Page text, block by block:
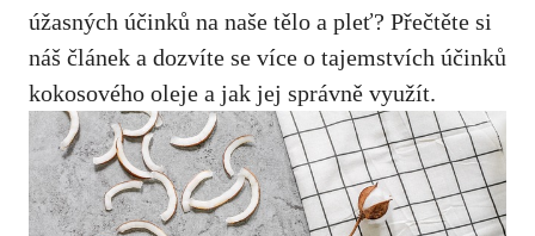
úžasných​ účinků na naše tělo a pleť? Přečtěte si
náš článek a dozvíte se více o tajemstvích účinků
⁢kokosového ⁣oleje a jak jej správně využít.